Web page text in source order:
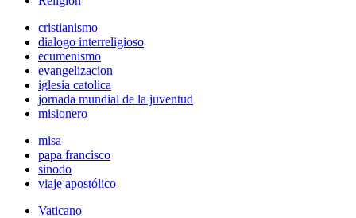
cristianismo
dialogo interreligioso
ecumenismo
evangelizacion
iglesia catolica
jornada mundial de la juventud
misionero
misa
papa francisco
sinodo
viaje apostólico
Vaticano